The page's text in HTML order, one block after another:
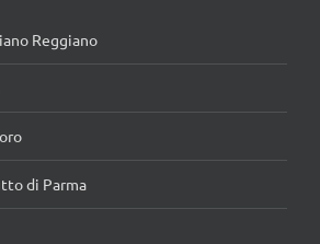
Reggiano
di Parma